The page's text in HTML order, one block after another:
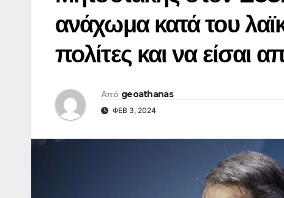
ανάχωμα κατά του
πολίτες και να είσαι
Από geoathanas
ΦΕΒ 3, 2024